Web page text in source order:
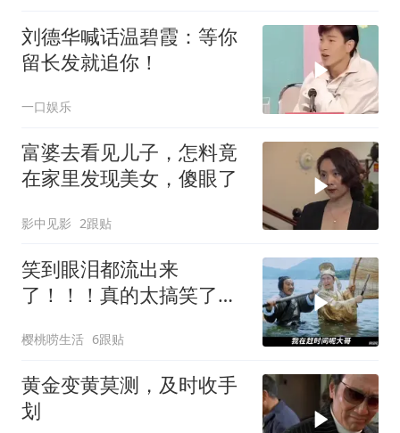
刘德华喊话温碧霞：等你
留长发就追你！
一口娱乐
富婆去看见儿子，怎料竟
在家里发现美女，傻眼了
影中见影 2跟贴
笑到眼泪都流出来
了！！！真的太搞笑了！
樱桃唠生活 6跟贴
黄金变黄莫测，及时收手
划